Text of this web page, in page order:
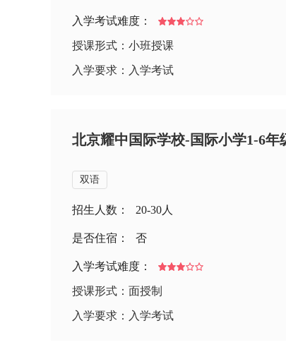
入学考试难度：
授课形式：小班授课
入学要求：入学考试
北京耀中国际学校-国际小学1-6年
双语
招生人数： 20-30人
是否住宿： 否
入学考试难度：
授课形式：面授制
入学要求：入学考试